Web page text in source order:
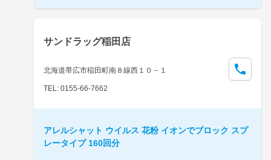
サンドラッグ稲田店
北海道帯広市稲田町南８線西１０－１
TEL: 0155-66-7662
アレルシャット ウイルス 花粉 イオンでブロック スプ
レータイプ 160回分